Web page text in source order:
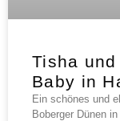
Tisha
Baby in
Ein schönes und
Boberger Dünen